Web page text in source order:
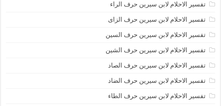
تفسير الاحلام لابن سيرين حرف الراء
تفسير الاحلام لابن سيرين حرف الزاى
تفسير الاحلام لابن سيرين حرف السين
تفسير الاحلام لابن سيرين حرف الشين
تفسير الاحلام لابن سيرين حرف الصاد
تفسير الاحلام لابن سيرين حرف الضاد
تفسير الاحلام لابن سيرين حرف الطاء